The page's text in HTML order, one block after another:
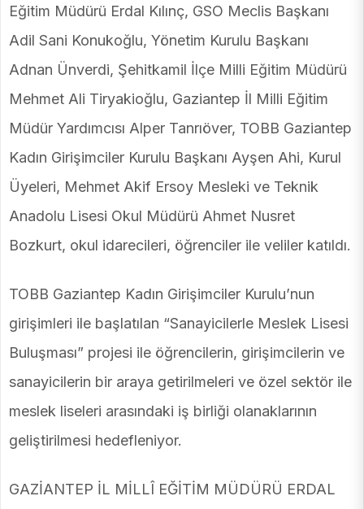
Eğitim Müdürü Erdal Kılınç, GSO Meclis Başkanı
Adil Sani Konukoğlu, Yönetim Kurulu Başkanı
Adnan Ünverdi, Şehitkamil İlçe Milli Eğitim Müdürü
Mehmet Ali Tiryakioğlu, Gaziantep İl Milli Eğitim
Müdür Yardımcısı Alper Tanrıöver, TOBB Gaziantep
Kadın Girişimciler Kurulu Başkanı Ayşen Ahi, Kurul
Üyeleri, Mehmet Akif Ersoy Mesleki ve Teknik
Anadolu Lisesi Okul Müdürü Ahmet Nusret
Bozkurt, okul idarecileri, öğrenciler ile veliler katıldı.
TOBB Gaziantep Kadın Girişimciler Kurulu’nun
girişimleri ile başlatılan “Sanayicilerle Meslek Lisesi
Buluşması” projesi ile öğrencilerin, girişimcilerin ve
sanayicilerin bir araya getirilmeleri ve özel sektör ile
meslek liseleri arasındaki iş birliği olanaklarının
geliştirilmesi hedefleniyor.
GAZİANTEP İL MİLLÎ EĞİTİM MÜDÜRÜ ERDAL